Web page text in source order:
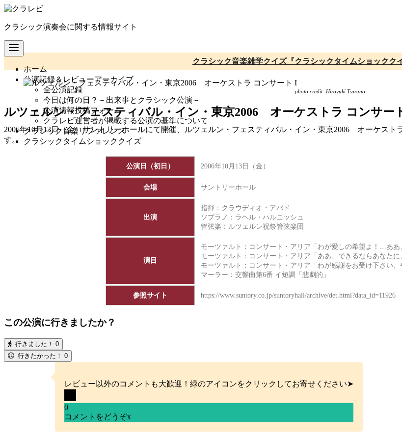
コ
テ
ン
ツ
移
クラシック演奏会に関する情報サイト
ホーム
公演記録＆レビューアーカイブ
全公演記録
今日は何の日？－出来事とクラシック公演－
公演情報投稿フォーム
クラレビ運営者が掲載する公演の基準について
クラシック音楽リファレンス
クラシックタイムショッククイズ
クラシック音楽雑学クイズ『クラシックタイムショックク
photo credit: Hiroyuki Tsuruno
ルツェルン・フェスティバル・イン・東京2006 オーケストラ コンサー
2006年10月13日（金）サントリーホールにて開催、ルツェルン・フェスティバル・イン・東京2006 オーケス
す。
公演日（初日） 2006年10月13日（金）
会場 サントリーホール
出演
指揮：クラウディオ・アバド
ソプラノ：ラヘル・ハルニッシュ
管弦楽：ルツェルン祝祭管弦楽団
演目
モーツァルト：コンサート・アリア「わが愛しの希望よ！…あ
モーツァルト：コンサート・アリア「ああ、できるならあなた
モーツァルト：コンサート・アリア「わが感謝をお受け下さい
マーラー：交響曲第6番 イ短調「悲劇的」
参照サイト https://www.suntory.co.jp/suntoryhall/archive/det.html?data_id=11926
この公演に行きましたか？
行きました！ 0
行きたかった！ 0
レビュー以外のコメントも大歓迎！緑のアイコンをクリックしてお寄せください➤
0
コメントをどうぞx